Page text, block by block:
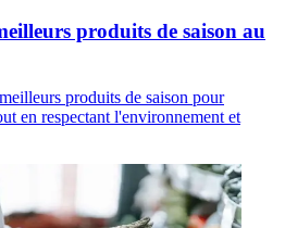
produits de saison au
produits de saison pour
en respectant l'environnement et